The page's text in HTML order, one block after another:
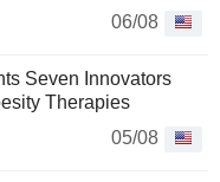
06/08
Seven Innovators
Therapies
05/08